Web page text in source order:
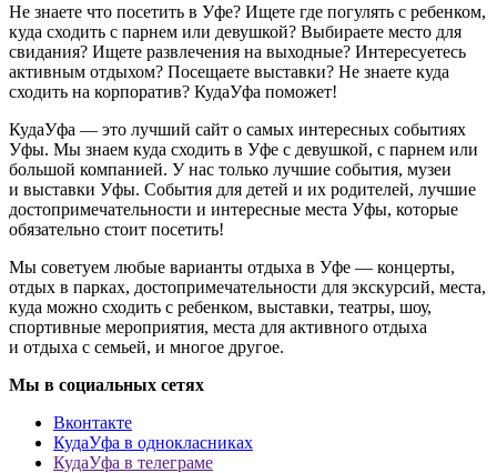
Не знаете что посетить в Уфе? Ищете где погулять с ребенком,
куда сходить с парнем или девушкой? Выбираете место для
свидания? Ищете развлечения на выходные? Интересуетесь
активным отдыхом? Посещаете выставки? Не знаете куда
сходить на корпоратив? КудаУфа поможет!
КудаУфа — это лучший сайт о самых интересных событиях
Уфы. Мы знаем куда сходить в Уфе с девушкой, с парнем или
большой компанией. У нас только лучшие события, музеи
и выставки Уфы. События для детей и их родителей, лучшие
достопримечательности и интересные места Уфы, которые
обязательно стоит посетить!
Мы советуем любые варианты отдыха в Уфе — концерты,
отдых в парках, достопримечательности для экскурсий, места,
куда можно сходить с ребенком, выставки, театры, шоу,
спортивные мероприятия, места для активного отдыха
и отдыха с семьей, и многое другое.
Мы в социальных сетях
Вконтакте
КудаУфа в однокласниках
КудаУфа в телеграме